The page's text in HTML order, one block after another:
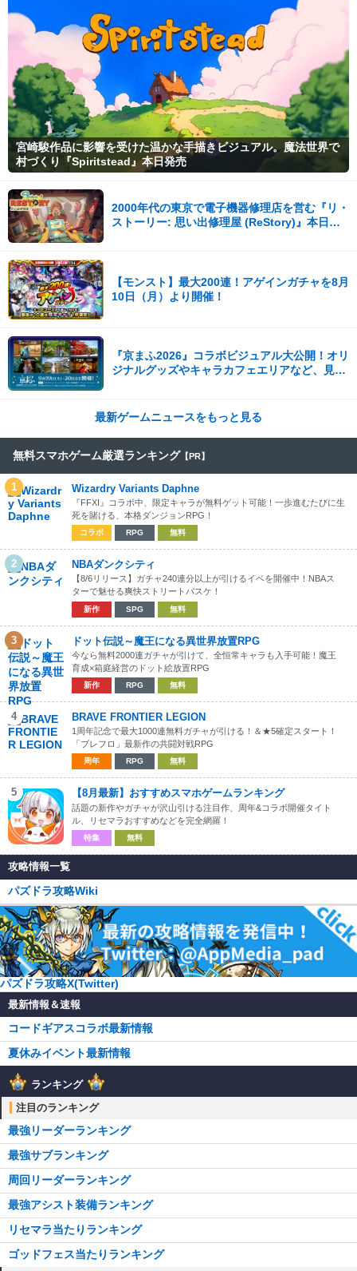
宮崎駿作品に影響を受けた温かな手描きビジュアル。魔法世界で
村づくり『Spiritstead』本日発売
2000年代の東京で電子機器修理店を営む『リ・
ストーリー: 思い出修理屋 (ReStory)』本日
【モンスト】最大200連！アゲインガチャを8月
10日（月）より開催！
『京まふ2026』コラボビジュアル大公開！オリ
ジナルグッズやキャラカフェエリアなど、見ど
最新ゲームニュースをもっと見る
無料スマホゲーム厳選ランキング 【PR】
1 Wizardry Variants Daphne
『FFXI』コラボ中、限定キャラが無料ゲット可能！一歩進むたびに生
死を賭ける、本格ダンジョンRPG！
コラボ RPG 無料
2 NBAダンクシティ
【8/6リリース】ガチャ240連分以上が引けるイベを開催中！NBAス
ターで魅せる爽快ストリートバスケ！
新作 SPG 無料
3 ドット伝説～魔王になる異世界放置RPG
今なら無料2000連ガチャが引けて、全恒常キャラも入手可能！魔王
育成×箱庭経営のドット絵放置RPG
新作 RPG 無料
4 BRAVE FRONTIER LEGION
1周年記念で最大1000連無料ガチャが引ける！＆★5確定スタート！
「ブレフロ」最新作の共闘対戦RPG
周年 RPG 無料
5 【8月最新】おすすめスマホゲームランキング
話題の新作やガチャが沢山引ける注目作、周年&コラボ開催タイト
ル、リセマラおすすめなどを完全網羅！
特集 無料
攻略情報一覧
パズドラ攻略Wiki
パズドラ攻略X(Twitter)
最新情報＆速報
コードギアスコラボ最新情報
夏休みイベント最新情報
ランキング
注目のランキング
最強リーダーランキング
最強サブランキング
周回リーダーランキング
最強アシスト装備ランキング
リセマラ当たりランキング
ゴッドフェス当たりランキング